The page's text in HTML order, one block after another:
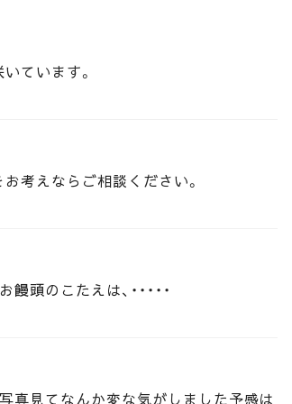
ています。
考えならご相談ください。
のこたえは、・・・・・
真見てなんか変な気がしました予感は